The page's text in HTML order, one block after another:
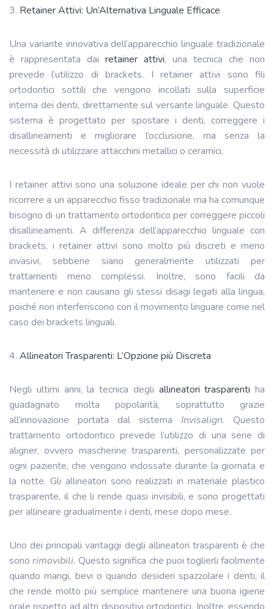
3. Retainer Attivi: Un’Alternativa Linguale Efficace
Una variante innovativa dell’apparecchio linguale tradizionale
è rappresentata dai retainer attivi, una tecnica che non
prevede l’utilizzo di brackets. I retainer attivi sono fili
ortodontici sottili che vengono incollati sulla superficie
interna dei denti, direttamente sul versante linguale. Questo
sistema è progettato per spostare i denti, correggere i
disallineamenti e migliorare l’occlusione, ma senza la
necessità di utilizzare attacchini metallici o ceramici.
I retainer attivi sono una soluzione ideale per chi non vuole
ricorrere a un apparecchio fisso tradizionale ma ha comunque
bisogno di un trattamento ortodontico per correggere piccoli
disallineamenti. A differenza dell’apparecchio linguale con
brackets, i retainer attivi sono molto più discreti e meno
invasivi, sebbene siano generalmente utilizzati per
trattamenti meno complessi. Inoltre, sono facili da
mantenere e non causano gli stessi disagi legati alla lingua,
poiché non interferiscono con il movimento linguare come nel
caso dei brackets linguali.
4. Allineatori Trasparenti: L’Opzione più Discreta
Negli ultimi anni, la tecnica degli allineatori trasparenti ha
guadagnato molta popolarità, soprattutto grazie
all’innovazione portata dal sistema Invisalign. Questo
trattamento ortodontico prevede l’utilizzo di una serie di
aligner, ovvero mascherine trasparenti, personalizzate per
ogni paziente, che vengono indossate durante la giornata e
la notte. Gli allineatori sono realizzati in materiale plastico
trasparente, il che li rende quasi invisibili, e sono progettati
per allineare gradualmente i denti, mese dopo mese.
Uno dei principali vantaggi degli allineatori trasparenti è che
sonorimovibili. Questo significa che puoi toglierli facilmente
quando mangi, bevi o quando desideri spazzolare i denti, il
che rende molto più semplice mantenere una buona igiene